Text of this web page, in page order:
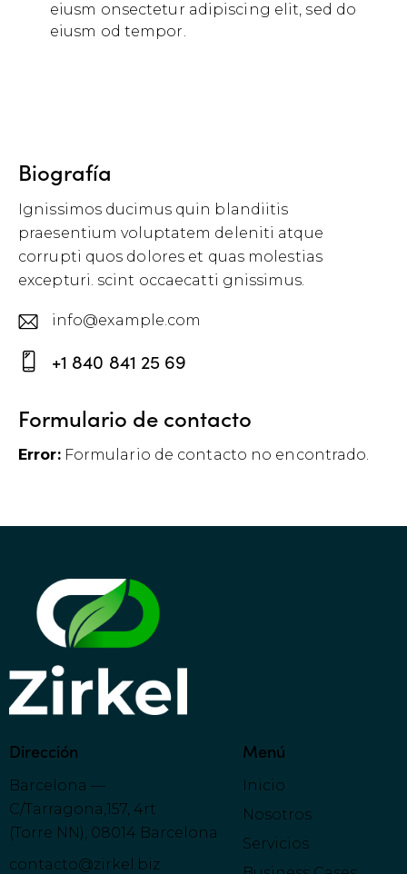
eiusm onsectetur adipiscing elit, sed do
eiusm od tempor.
Biografía
Ignissimos ducimus quin blandiitis
praesentium voluptatem deleniti atque
corrupti quos dolores et quas molestias
excepturi. scint occaecatti gnissimus.
E-
m
:
info@example.com
h
ne
+1 840 841 25 69
Formulario de contacto
Error:Formulario de contacto no encontrado.
Dirección
Barcelona —
C/Tarragona,157, 4rt
(Torre NN), 08014 Barcelona
contacto@zirkel.biz
Menú
Inicio
Nosotros
Servicios